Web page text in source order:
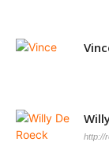
http://